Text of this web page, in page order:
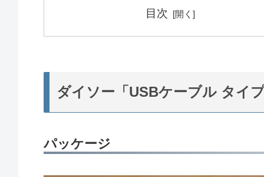
目次
ダイソー「USBケーブル タイ
パッケージ